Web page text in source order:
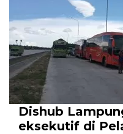
Dishub
eksekutif di